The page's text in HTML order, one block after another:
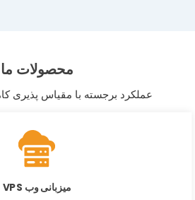
محصولات ما
عملکرد برجسته با مقیاس پذیری
میزبانی وب VPS